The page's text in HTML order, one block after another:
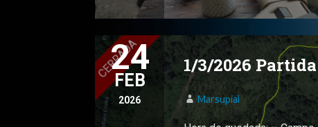
1/3/2026
24
FEB
2026 Marsupial